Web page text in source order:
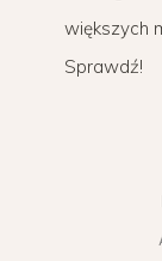
większych
Sprawdź!